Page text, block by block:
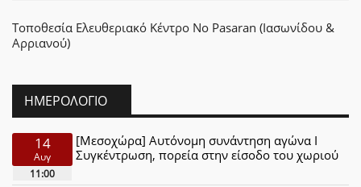
Τοποθεσία Ελευθεριακό Κέντρο No Pasaran (Ιασωνίδου &
Αρριανού)
ΗΜΕΡΟΛΌΓΙΟ
14
Αυγ
11:00
[Μεσοχώρα] Αυτόνομη συνάντηση αγώνα Ι
Συγκέντρωση, πορεία στην είσοδο του χωριού